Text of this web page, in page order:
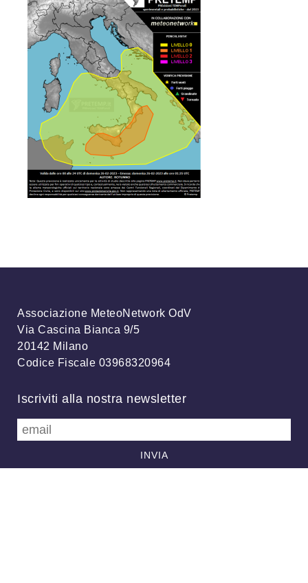
Associazione MeteoNetwork OdV
Via Cascina Bianca 9/5
20142 Milano
Codice Fiscale 03968320964
Iscriviti alla nostra newsletter